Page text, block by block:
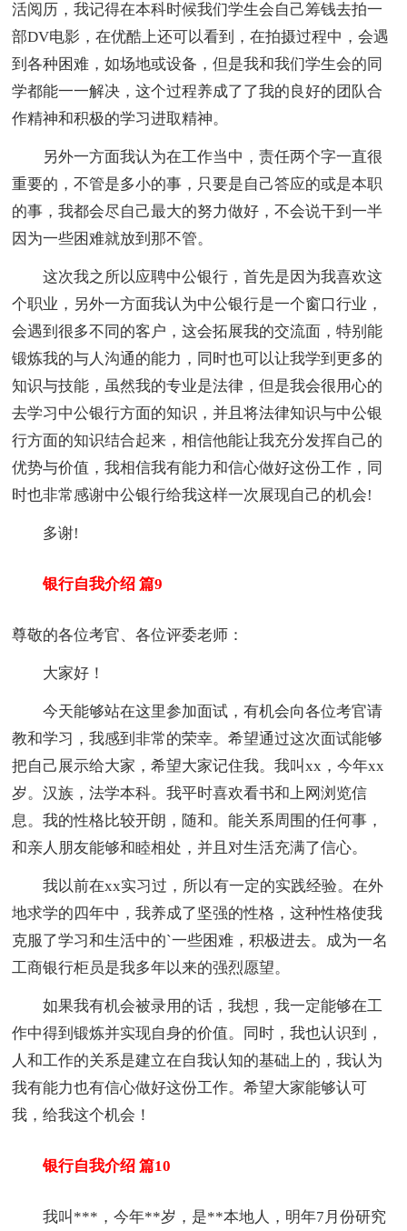
活阅历，我记得在本科时候我们学生会自己筹钱去拍一
部DV电影，在优酷上还可以看到，在拍摄过程中，会遇
到各种困难，如场地或设备，但是我和我们学生会的同
学都能一一解决，这个过程养成了了我的良好的团队合
作精神和积极的学习进取精神。
另外一方面我认为在工作当中，责任两个字一直很
重要的，不管是多小的事，只要是自己答应的或是本职
的事，我都会尽自己最大的努力做好，不会说干到一半
因为一些困难就放到那不管。
这次我之所以应聘中公银行，首先是因为我喜欢这
个职业，另外一方面我认为中公银行是一个窗口行业，
会遇到很多不同的客户，这会拓展我的交流面，特别能
锻炼我的与人沟通的能力，同时也可以让我学到更多的
知识与技能，虽然我的专业是法律，但是我会很用心的
去学习中公银行方面的知识，并且将法律知识与中公银
行方面的知识结合起来，相信他能让我充分发挥自己的
优势与价值，我相信我有能力和信心做好这份工作，同
时也非常感谢中公银行给我这样一次展现自己的机会!
多谢!
银行自我介绍 篇9
尊敬的各位考官、各位评委老师：
大家好！
今天能够站在这里参加面试，有机会向各位考官请
教和学习，我感到非常的荣幸。希望通过这次面试能够
把自己展示给大家，希望大家记住我。我叫xx，今年xx
岁。汉族，法学本科。我平时喜欢看书和上网浏览信
息。我的性格比较开朗，随和。能关系周围的任何事，
和亲人朋友能够和睦相处，并且对生活充满了信心。
我以前在xx实习过，所以有一定的实践经验。在外
地求学的四年中，我养成了坚强的性格，这种性格使我
克服了学习和生活中的`一些困难，积极进去。成为一名
工商银行柜员是我多年以来的强烈愿望。
如果我有机会被录用的话，我想，我一定能够在工
作中得到锻炼并实现自身的价值。同时，我也认识到，
人和工作的关系是建立在自我认知的基础上的，我认为
我有能力也有信心做好这份工作。希望大家能够认可
我，给我这个机会！
银行自我介绍 篇10
我叫***，今年**岁，是**本地人，明年7月份研究